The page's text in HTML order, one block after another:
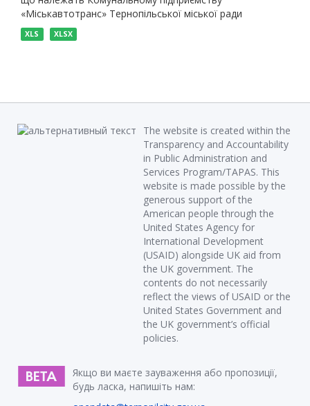
«Міськавтотранс» Тернопільської міської ради
XLS XLSX
The website is created within the
Transparency and Accountability
in Public Administration and
Services Program/TAPAS. This
website is made possible by the
generous support of the
American people through the
United States Agency for
International Development
(USAID) alongside UK aid from
the UK government. The
contents do not necessarily
reflect the views of USAID or the
United States Government and
the UK government’s official
policies.
Якщо ви маєте зауваження або пропозиції,
будь ласка, напишіть нам: